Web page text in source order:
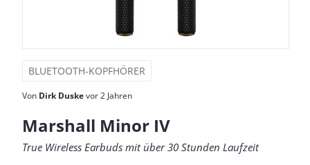
BLUETOOTH-KOPFHÖRER
Von Dirk Duskevor 2 Jahren
Marshall Minor IV
True Wireless Earbuds mit über 30 Stunden Laufzeit